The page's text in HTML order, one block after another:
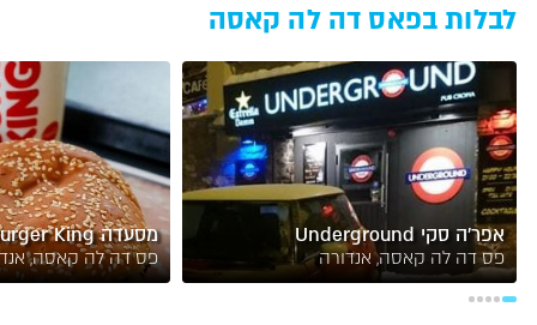
לבלות בפאס דה לה קאסה
אפר'ה סקי Underground
פס דה לה קאסה, אנדורה
מסעדה Burger King
פס דה לה קאסה,